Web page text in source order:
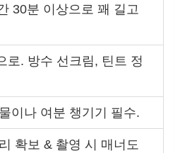
30분 이상으로 꽤 길고
로. 방수 선크림, 틴트 정
이나 여분 챙기기 필수.
확보 & 촬영 시 매너도